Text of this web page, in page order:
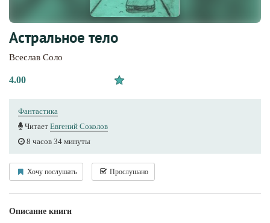
Астральное тело
Всеслав Соло
4.00
Фантастика
Читает Евгений Соколов
8 часов 34 минуты
Хочу послушать Прослушано
Описание книги